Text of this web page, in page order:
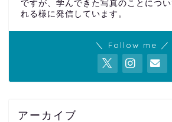
ですが、学んできた写真のことにつ
れる様に発信しています。
＼ Follow me ／
アーカイブ